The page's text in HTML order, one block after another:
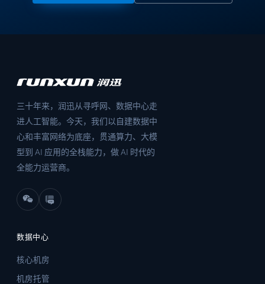
三十年来，润迅从寻呼网、数据中心走
进人工智能。今天，我们以自建数据中
心和丰富网络为底座，贯通算力、大模
型到 AI 应用的全栈能力，做 AI 时代的
全能力运营商。
数据中心
核心机房
机房托管